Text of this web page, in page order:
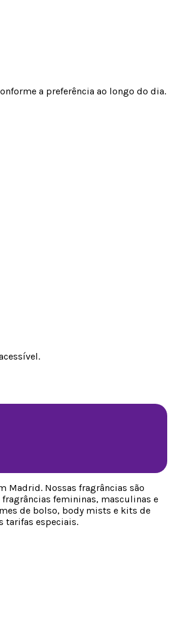
a preferência ao longo do dia.
Madrid. Nossas fragrâncias são
femininas, masculinas e
de bolso, body mists e kits de
tarifas especiais.